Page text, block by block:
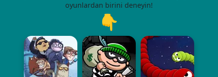
oyunlardan birini deneyin!
👇